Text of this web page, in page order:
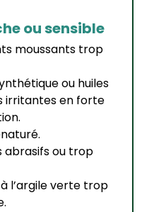
ou sensible
moussants trop
ou huiles
irritantes en forte
abrasifs ou trop
à l’argile verte trop